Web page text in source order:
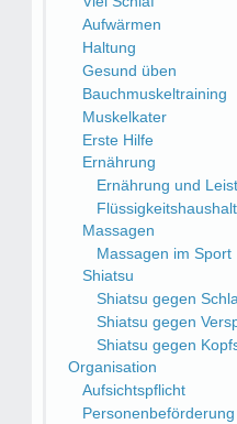
Aufwärmen
Haltung
Gesund üben
Bauchmuskeltraining
Muskelkater
Erste Hilfe
Ernährung
Ernährung und
Flüssigkeitshaushalt
Massagen
Massagen im Sport
Shiatsu
Shiatsu gegen
Shiatsu gegen
Shiatsu gegen
Organisation
Aufsichtspflicht
Personenbeförderung